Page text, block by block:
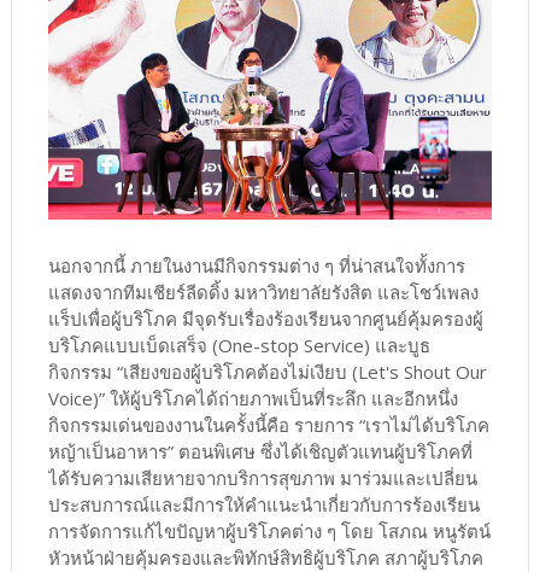
นอกจากนี้ ภายในงานมีกิจกรรมต่าง ๆ ที่น่าสนใจทั้งการ
แสดงจากทีมเชียร์ลีดดิ้ง มหาวิทยาลัยรังสิต และโชว์เพลง
แร็ปเพื่อผู้บริโภค มีจุดรับเรื่องร้องเรียนจากศูนย์คุ้มครองผู้
บริโภคแบบเบ็ดเสร็จ (One-stop Service) และบูธ
กิจกรรม “เสียงของผู้บริโภคต้องไม่เงียบ (Let's Shout Our
Voice)” ให้ผู้บริโภคได้ถ่ายภาพเป็นที่ระลึก และอีกหนึ่ง
กิจกรรมเด่นของงานในครั้งนี้คือ รายการ “เราไม่ได้บริโภค
หญ้าเป็นอาหาร” ตอนพิเศษ ซึ่งได้เชิญตัวแทนผู้บริโภคที่
ได้รับความเสียหายจากบริการสุขภาพ มาร่วมและเปลี่ยน
ประสบการณ์และมีการให้คำแนะนำเกี่ยวกับการร้องเรียน
การจัดการแก้ไขปัญหาผู้บริโภคต่าง ๆ โดย โสภณ หนูรัตน์
หัวหน้าฝ่ายคุ้มครองและพิทักษ์สิทธิผู้บริโภค สภาผู้บริโภค